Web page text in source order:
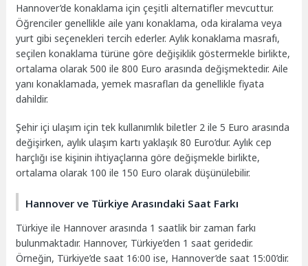
Hannover’de konaklama için çeşitli alternatifler mevcuttur.
Öğrenciler genellikle aile yanı konaklama, oda kiralama veya
yurt gibi seçenekleri tercih ederler. Aylık konaklama masrafı,
seçilen konaklama türüne göre değişiklik göstermekle birlikte,
ortalama olarak 500 ile 800 Euro arasında değişmektedir. Aile
yanı konaklamada, yemek masrafları da genellikle fiyata
dahildir.
Şehir içi ulaşım için tek kullanımlık biletler 2 ile 5 Euro arasında
değişirken, aylık ulaşım kartı yaklaşık 80 Euro’dur. Aylık cep
harçlığı ise kişinin ihtiyaçlarına göre değişmekle birlikte,
ortalama olarak 100 ile 150 Euro olarak düşünülebilir.
Hannover ve Türkiye Arasındaki Saat Farkı
Türkiye ile Hannover arasında 1 saatlik bir zaman farkı
bulunmaktadır. Hannover, Türkiye’den 1 saat geridedir.
Örneğin, Türkiye’de saat 16:00 ise, Hannover’de saat 15:00’dir.